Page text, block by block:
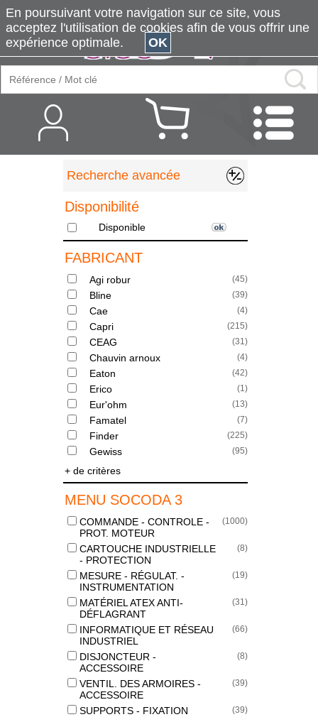
Recherche avancée
Disponibilité
Disponible
FABRICANT
Agi robur (45)
Bline (39)
Cae (4)
Capri (215)
CEAG (31)
Chauvin arnoux (4)
Eaton (42)
Erico (1)
Eur'ohm (13)
Famatel (7)
Finder (225)
Gewiss (95)
+ de critères
MENU SOCODA 3
COMMANDE - CONTROLE -
PROT. MOTEUR
(1000)
CARTOUCHE INDUSTRIELLE
- PROTECTION
(8)
MESURE - RÉGULAT. -
INSTRUMENTATION
(19)
MATÉRIEL ATEX ANTI-
DÉFLAGRANT
(31)
INFORMATIQUE ET RÉSEAU
INDUSTRIEL
(66)
DISJONCTEUR -
ACCESSOIRE
(8)
VENTIL. DES ARMOIRES -
ACCESSOIRE
(39)
SUPPORTS - FIXATION (39)
En poursuivant votre navigation sur ce site, vous
acceptez l'utilisation de cookies afin de vous offrir une
expérience optimale.
OK